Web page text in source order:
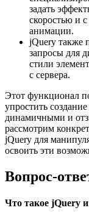
задать
скоростью и
анимации.
jQuery также
запросы для
стили
с сервера.
Этот функционал
упростить
динамичными и
рассмотрим
jQuery для
освоить эти
Вопрос-
Что такое jQuery